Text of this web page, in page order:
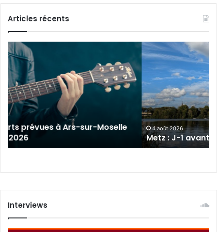
Articles récents
Moselle
1
avant
le
cinéma
plein
air
Plan
4 août 2026
Metz : J-1 avant le cinéma plein air au
Interviews